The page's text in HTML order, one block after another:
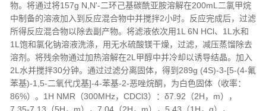
物。将通过将157g N,N'-二环己基碳酰亚胺溶解在200mL二氯甲烷
中制备的溶液加入到反应混合物中并搅拌2小时。反应完成后，过滤
所得反应混合物以除去副产物。将滤液依次用1L 6N HCl、1L水和
1L饱和氯化钠溶液洗涤，用无水硫酸镁干燥，过滤，减压蒸馏除去
溶剂。将残余物通过加热溶解在2L甲醇中并冷却以诱导结晶。加入
2L水并搅拌30分钟。通过过滤分离固体，得到289g (4S)-3-[5-(4-氟
苯基)-1,5-二氧代戊基]-4-苯基-2-恶唑烷酮，为白色固体（收率：
86%）。1H NMR（300MHz，CDCl3）：δ7.92（2H，m），